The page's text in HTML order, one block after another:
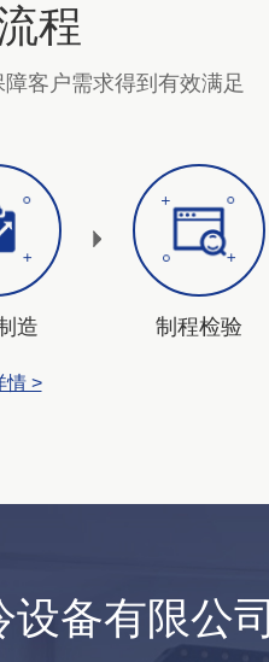
程
客户需求得到有效满足
造 制程检验
情 >
备有限公司